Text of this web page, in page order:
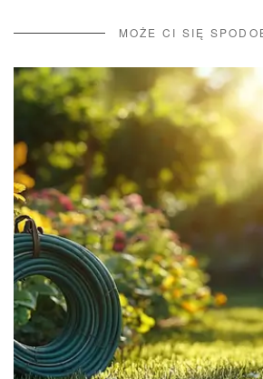
MOŻE CI SIĘ